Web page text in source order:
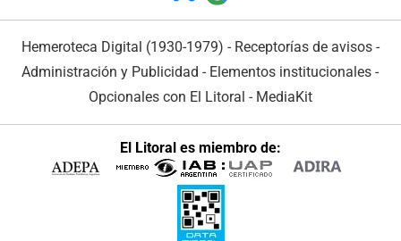
Hemeroteca Digital (1930-1979) - Receptorías de avisos -
Administración y Publicidad - Elementos institucionales -
Opcionales con El Litoral - MediaKit
El Litoral es miembro de: